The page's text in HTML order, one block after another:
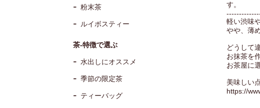
粉末茶
ルイボスティー
茶-特徴で選ぶ
水出しにオススメ
季節の限定茶
ティーバッグ
す。
軽い渋味
やや、薄
どうして
お抹茶を
お茶屋に
美味しい
https://